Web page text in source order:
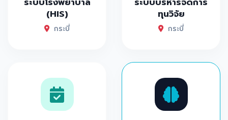
(HIS)
กระบี่
ทุนวิจัย
กระบี่